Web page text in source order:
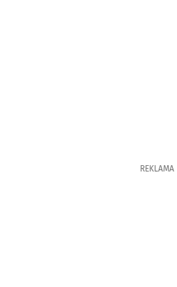
REKLAMA